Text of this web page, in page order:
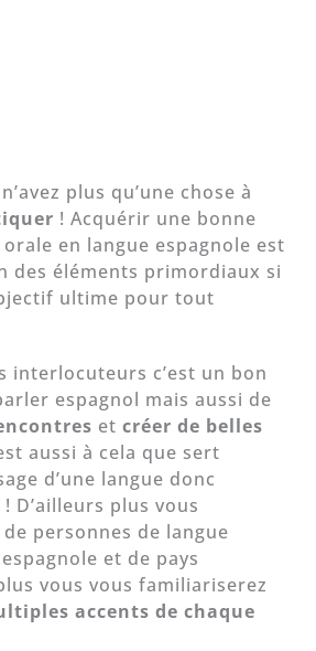
plus qu’une chose à
! Acquérir une bonne
en langue espagnole est
des éléments primordiaux si
ultime pour tout
interlocuteurs c’est un bon
espagnol mais aussi de
etcréer de belles
aussi à cela que sert
d’une langue donc
D’ailleurs plus vous
personnes de langue
et de pays
vous vous familiariserez
accents de chaque